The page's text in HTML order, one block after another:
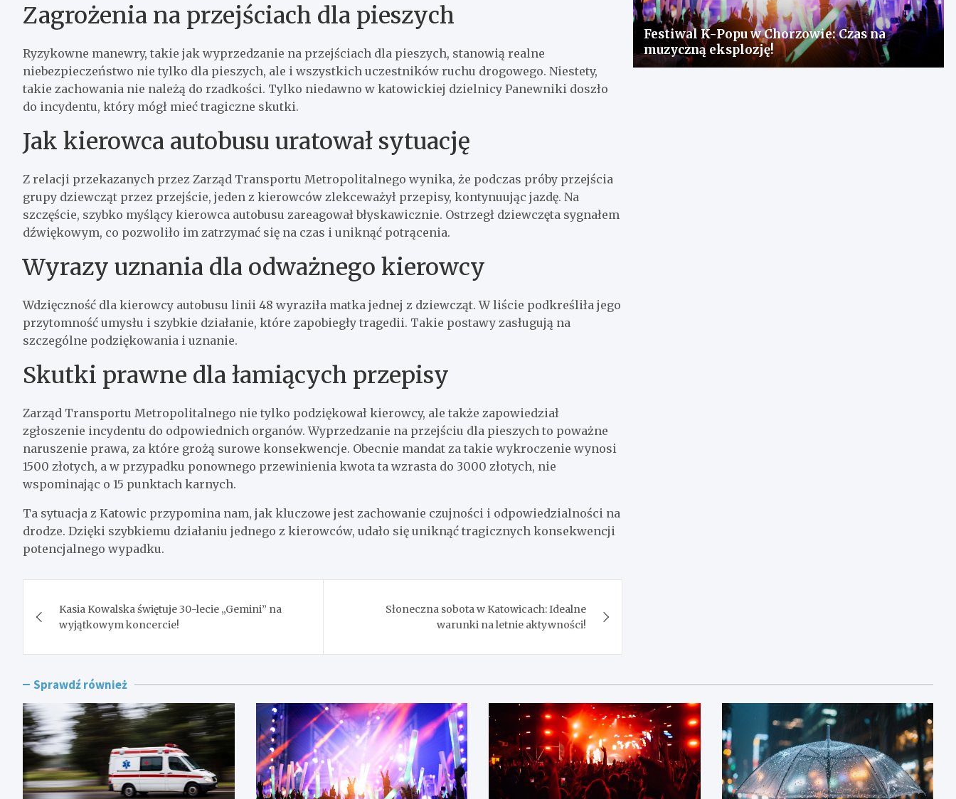
Zagrożenia na przejściach dla pieszych
Ryzykowne manewry, takie jak wyprzedzanie na przejściach dla pieszych, stanowią realne
niebezpieczeństwo nie tylko dla pieszych, ale i wszystkich uczestników ruchu drogowego. Niestety,
takie zachowania nie należą do rzadkości. Tylko niedawno w katowickiej dzielnicy Panewniki doszło
do incydentu, który mógł mieć tragiczne skutki.
Jak kierowca autobusu uratował sytuację
Z relacji przekazanych przez Zarząd Transportu Metropolitalnego wynika, że podczas próby przejścia
grupy dziewcząt przez przejście, jeden z kierowców zlekceważył przepisy, kontynuując jazdę. Na
szczęście, szybko myślący kierowca autobusu zareagował błyskawicznie. Ostrzegł dziewczęta sygnałem
dźwiękowym, co pozwoliło im zatrzymać się na czas i uniknąć potrącenia.
Wyrazy uznania dla odważnego kierowcy
Wdzięczność dla kierowcy autobusu linii 48 wyraziła matka jednej z dziewcząt. W liście podkreśliła jego
przytomność umysłu i szybkie działanie, które zapobiegły tragedii. Takie postawy zasługują na
szczególne podziękowania i uznanie.
Skutki prawne dla łamiących przepisy
Zarząd Transportu Metropolitalnego nie tylko podziękował kierowcy, ale także zapowiedział
zgłoszenie incydentu do odpowiednich organów. Wyprzedzanie na przejściu dla pieszych to poważne
naruszenie prawa, za które grożą surowe konsekwencje. Obecnie mandat za takie wykroczenie wynosi
1500 złotych, a w przypadku ponownego przewinienia kwota ta wzrasta do 3000 złotych, nie
wspominając o 15 punktach karnych.
Ta sytuacja z Katowic przypomina nam, jak kluczowe jest zachowanie czujności i odpowiedzialności na
drodze. Dzięki szybkiemu działaniu jednego z kierowców, udało się uniknąć tragicznych konsekwencji
potencjalnego wypadku.
wpisu
Kasia Kowalska świętuje 30-lecie „Gemini” na
wyjątkowym koncercie!
Słoneczna sobota w Katowicach: Idealne
warunki na letnie aktywności!
Festiwal K-Popu w Chorzowie: Czas na
muzyczną eksplozję!
Sprawdź również